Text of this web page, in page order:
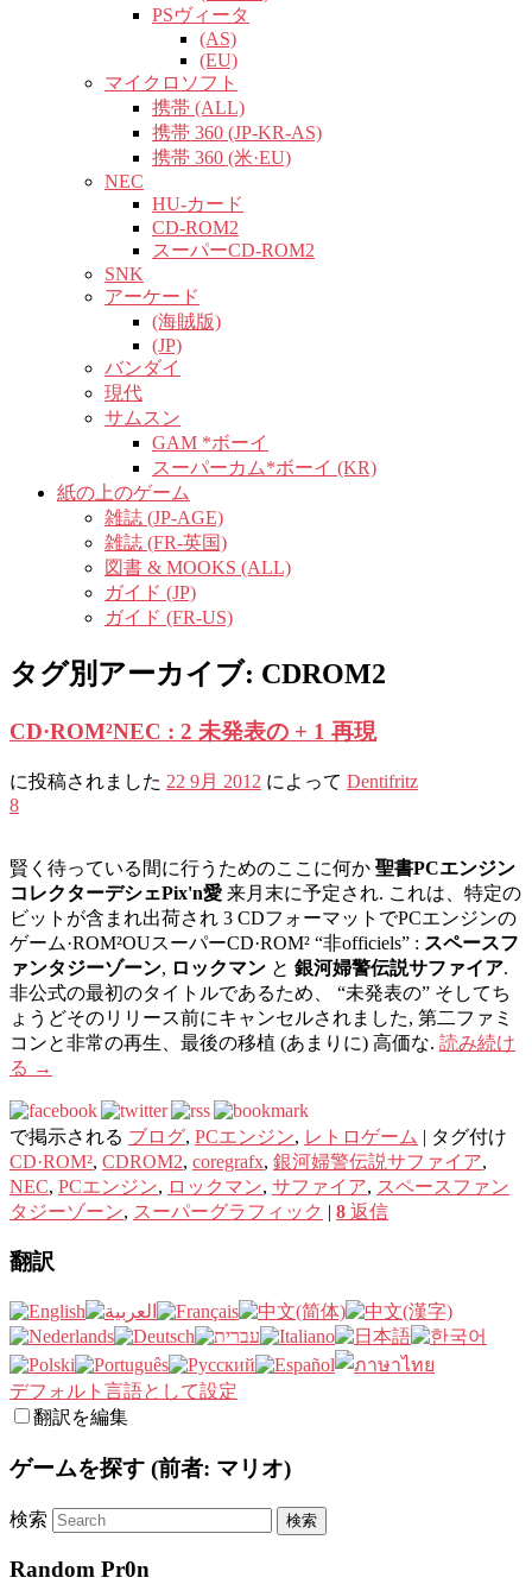
PSヴィータ
(AS)
(EU)
マイクロソフト
携帯 (ALL)
携帯 360 (JP-KR-AS)
携帯 360 (米·EU)
NEC
HU-カード
CD-ROM2
スーパーCD-ROM2
SNK
アーケード
(海賊版)
(JP)
バンダイ
現代
サムスン
GAM *ボーイ
スーパーカム*ボーイ (KR)
紙の上のゲーム
雑誌 (JP-AGE)
雑誌 (FR-英国)
図書 & MOOKS (ALL)
ガイド (JP)
ガイド (FR-US)
タグ別アーカイブ: CDROM2
CD·ROM²NEC : 2 未発表の + 1 再現
に投稿されました 22 9月 2012 によって Dentifritz
8
賢く待っている間に行うためのここに何か 聖書PCエンジン
コレクターデシェPix'n愛 来月末に予定され. これは、特定の
ビットが含まれ出荷され 3 CDフォーマットでPCエンジンの
ゲーム·ROM²OUスーパーCD·ROM² “非officiels” : スペースフ
ァンタジーゾーン, ロックマン と 銀河婦警伝説サファイア.
非公式の最初のタイトルであるため、 “未発表の” そしてち
ょうどそのリリース前にキャンセルされました, 第二ファミ
コンと非常の再生、最後の移植 (あまりに) 高価な. 読み続け
る →
で掲示される ブログ, PCエンジン, レトロゲーム | タグ付け
CD·ROM², CDROM2, coregrafx, 銀河婦警伝説サファイア,
NEC, PCエンジン, ロックマン, サファイア, スペースファン
タジーゾーン, スーパーグラフィック | 8 返信
翻訳
デフォルト言語として設定
翻訳を編集
ゲームを探す (前者: マリオ)
検索
Random Pr0n